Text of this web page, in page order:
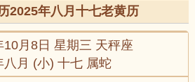
2025年八月十七老黄历
10月8日 星期三 天秤座
八月 (小) 十七 属蛇